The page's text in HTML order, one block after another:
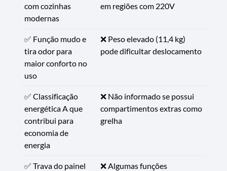
com cozinhas
modernas
em regiões com 220V
✅ Função mudo e
tira odor para
maior conforto no
uso
❌ Peso elevado (11,4 kg)
pode dificultar deslocamento
✅ Classificação
energética A que
contribui para
economia de
energia
❌ Não informado se possui
compartimentos extras como
grelha
✅ Trava do painel
❌ Algumas funções